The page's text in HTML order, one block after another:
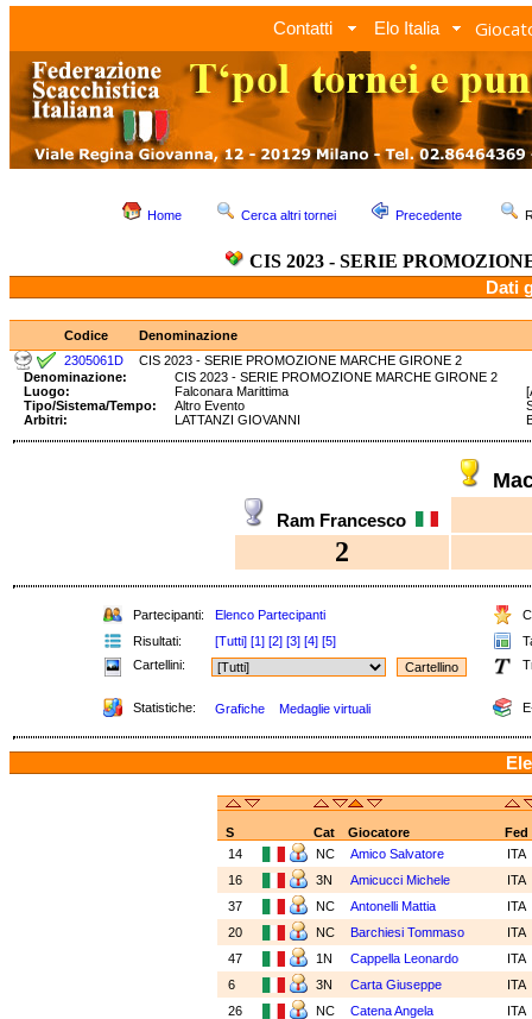
Contatti Elo Italia
Home Cerca altri tornei Precedente
CIS 2023 - SERIE
Dati
Codice
Denominazione
2305061D
CIS 2023 - SERIE PROMOZIONE MARCHE GIRONE 2
Denominazione:
CIS 2023 - SERIE PROMOZIONE MARCHE GIRONE 2
Luogo:
Falconara Marittima
Tipo/Sistema/Tempo:
Altro Evento
Arbitri:
LATTANZI GIOVANNI
Ram Francesco
2
Partecipanti: Elenco Partecipanti
Risultati:
[Tutti] [1] [2] [3] [4] [5]
Cartellini:
Statistiche: Grafiche Medaglie virtuali
S Cat Giocatore
Fed
14
NC Amico Salvatore
ITA
16
3N Amicucci Michele
ITA
37
NC Antonelli Mattia
ITA
20
NC Barchiesi Tommaso
ITA
47
1N Cappella Leonardo
ITA
6
3N Carta Giuseppe
ITA
26
NC Catena Angela
ITA